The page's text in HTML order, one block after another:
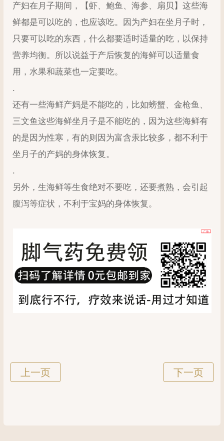
产妇在月子期间，【虾、鲍鱼、海参、扇贝】这些海
鲜都是可以吃的，也应该吃。因为产妇在坐月子时，
只要可以吃的东西，什么都要适时适量的吃，以保持
营养均衡。所以说益于产后恢复的海鲜可以适量食
用，水果和蔬菜也一定要吃。
.
还有一些海鲜产妈是不能吃的，比如螃蟹、金枪鱼、
三文鱼这些海鲜坐月子是不能吃的，因为这些海鲜有
的是因为性寒，有的则因为富含汞比较多，都不利于
坐月子的产妈的身体恢复。
.
另外，生海鲜等生食绝对不要吃，还要煮熟，会引起
腹泻等症状，不利于宝妈的身体恢复。